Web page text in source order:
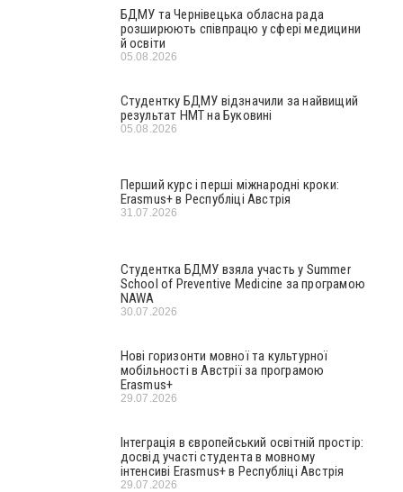
БДМУ та Чернівецька обласна рада
розширюють співпрацю у сфері медицини
й освіти
05.08.2026
Студентку БДМУ відзначили за найвищий
результат НМТ на Буковині
05.08.2026
Перший курс і перші міжнародні кроки:
Erasmus+ в Республіці Австрія
31.07.2026
Студентка БДМУ взяла участь у Summer
School of Preventive Medicine за програмою
NAWA
30.07.2026
Нові горизонти мовної та культурної
мобільності в Австрії за програмою
Erasmus+
29.07.2026
Інтеграція в європейський освітній простір:
досвід участі студента в мовному
інтенсиві Erasmus+ в Республіці Австрія
29.07.2026